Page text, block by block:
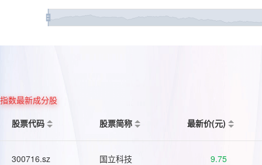
指数最新成分股
股票代码
股票简称 最新价(元)
300716.sz 国立科技 9.75